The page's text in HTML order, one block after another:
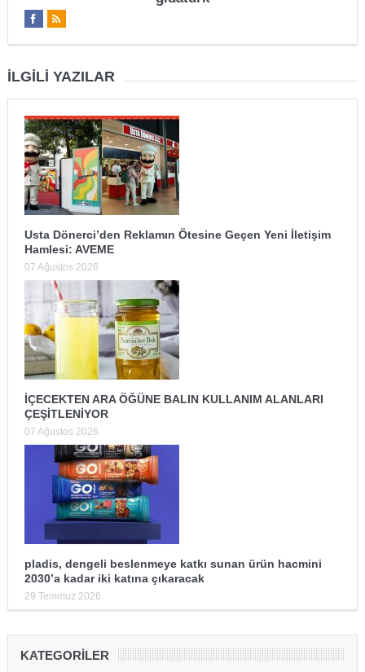
İLGILI YAZILAR
Usta Dönerci’den Reklamın Ötesine Geçen Yeni İletişim
Hamlesi: AVEME
07 Ağustos 2026
İÇECEKTEN ARA ÖĞÜNE BALIN KULLANIM ALANLARI
ÇEŞİTLENİYOR
07 Ağustos 2026
pladis, dengeli beslenmeye katkı sunan ürün hacmini
2030’a kadar iki katına çıkaracak
29 Temmuz 2026
KATEGORILER